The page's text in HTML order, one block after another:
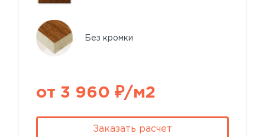
Без кромки
от 3 960 ₽/м2
Заказать расчет